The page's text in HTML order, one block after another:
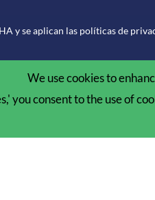
y se aplican las políticas de
We use cookies to
you consent to the use of